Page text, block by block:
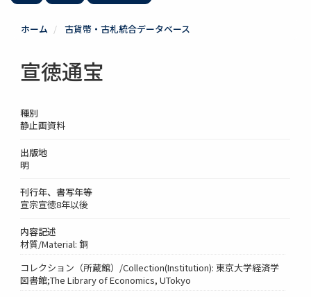
ホーム 古貨幣・古札統合データベース
宣徳通宝
種別
静止画資料
出版地
明
刊行年、書写年等
宣宗宣徳8年以後
内容記述
材質/Material: 銅
コレクション（所蔵館）/Collection(Institution): 東京大学経済学
図書館;The Library of Economics, UTokyo